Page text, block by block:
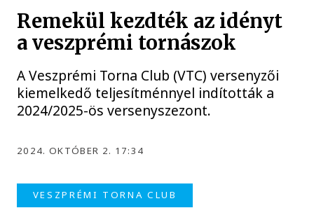
Remekül kezdték az idényt
a veszprémi tornászok
A Veszprémi Torna Club (VTC) versenyzői
kiemelkedő teljesítménnyel indították a
2024/2025-ös versenyszezont.
2024. OKTÓBER 2. 17:34
VESZPRÉMI TORNA CLUB